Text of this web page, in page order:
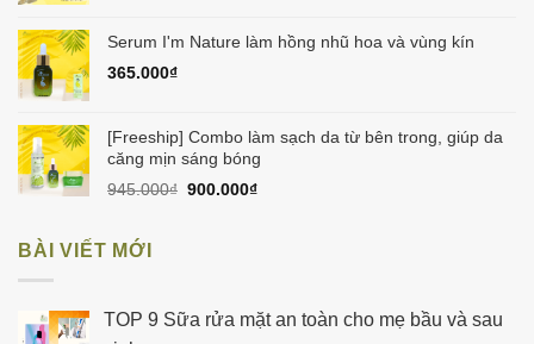
Serum I'm Nature làm hồng nhũ hoa và vùng kín
365.000₫
[Freeship] Combo làm sạch da từ bên trong, giúp da
căng mịn sáng bóng
945.000₫ Giá
900.000₫Giá
BÀI VIẾT MỚI
TOP 9 Sữa rửa mặt an toàn cho mẹ bầu và sau